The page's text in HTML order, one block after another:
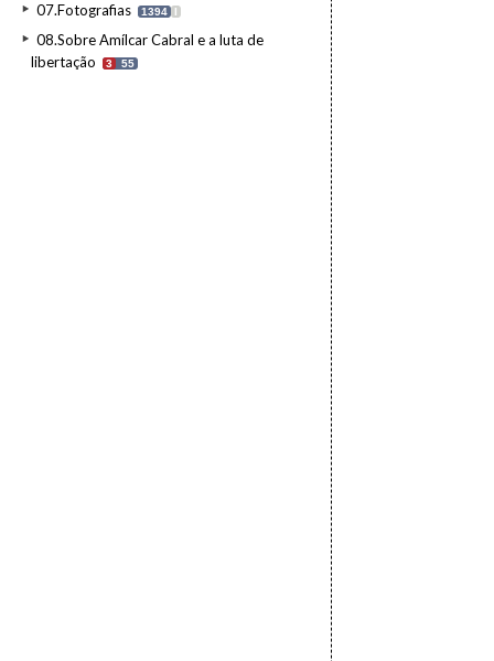
07.Fotografias 1394 I
08.Sobre Amílcar Cabral e a luta de
libertação
3 55